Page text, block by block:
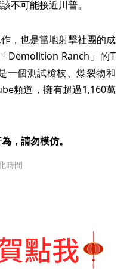
不可能接近川普。
，也是當地射擊社團的成
Demolition Ranch」的T
一個測試槍枝、爆裂物和
頻道，擁有超過1,160萬
，請勿模仿。
時間